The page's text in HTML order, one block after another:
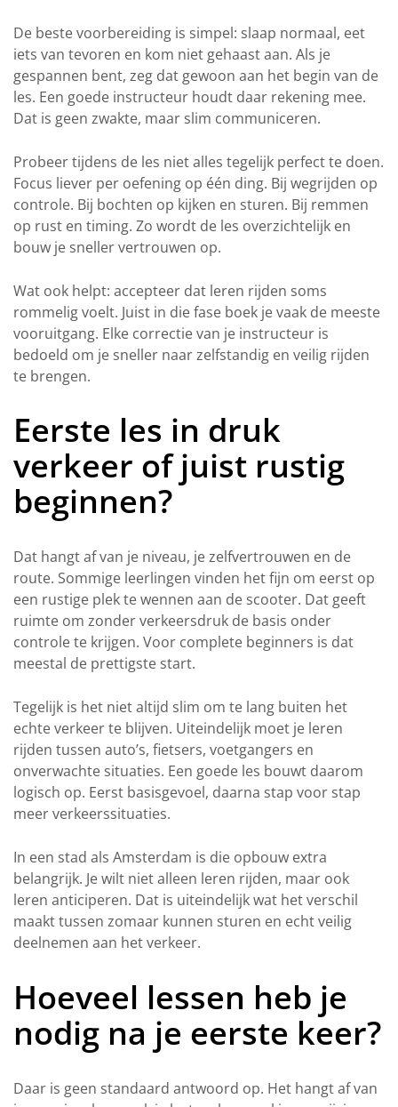
De beste voorbereiding is simpel: slaap normaal, eet
iets van tevoren en kom niet gehaast aan. Als je
gespannen bent, zeg dat gewoon aan het begin van de
les. Een goede instructeur houdt daar rekening mee.
Dat is geen zwakte, maar slim communiceren.
Probeer tijdens de les niet alles tegelijk perfect te doen.
Focus liever per oefening op één ding. Bij wegrijden op
controle. Bij bochten op kijken en sturen. Bij remmen
op rust en timing. Zo wordt de les overzichtelijk en
bouw je sneller vertrouwen op.
Wat ook helpt: accepteer dat leren rijden soms
rommelig voelt. Juist in die fase boek je vaak de meeste
vooruitgang. Elke correctie van je instructeur is
bedoeld om je sneller naar zelfstandig en veilig rijden
te brengen.
Eerste les in druk
verkeer of juist rustig
beginnen?
Dat hangt af van je niveau, je zelfvertrouwen en de
route. Sommige leerlingen vinden het fijn om eerst op
een rustige plek te wennen aan de scooter. Dat geeft
ruimte om zonder verkeersdruk de basis onder
controle te krijgen. Voor complete beginners is dat
meestal de prettigste start.
Tegelijk is het niet altijd slim om te lang buiten het
echte verkeer te blijven. Uiteindelijk moet je leren
rijden tussen auto’s, fietsers, voetgangers en
onverwachte situaties. Een goede les bouwt daarom
logisch op. Eerst basisgevoel, daarna stap voor stap
meer verkeerssituaties.
In een stad als Amsterdam is die opbouw extra
belangrijk. Je wilt niet alleen leren rijden, maar ook
leren anticiperen. Dat is uiteindelijk wat het verschil
maakt tussen zomaar kunnen sturen en echt veilig
deelnemen aan het verkeer.
Hoeveel lessen heb je
nodig na je eerste keer?
Daar is geen standaard antwoord op. Het hangt af van